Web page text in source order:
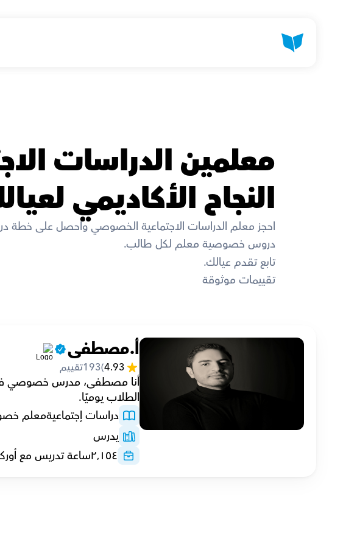
النجاح الأكاديمي
احجز معلم الدراسات الاجتماعية الخصوصي واحصل على خطة
دروس خصوصية معلم لكل طالب.
تابع تقدم عيالك.
تقييمات موثوقة
أ.مصطفى
4.93
(
193تقييم
الطلاب يوميًا.
دراسات إجتماعيةمعلم
يدرس
٢٬١٥٤ساعة تدريس مع